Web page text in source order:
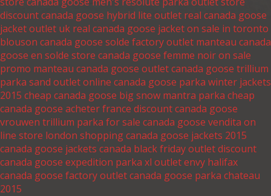
discount canada goose hybrid lite outlet real canada goose
jacket outlet uk real canada goose jacket on sale in toronto
blouson canada goose solde factory outlet manteau canada
goose en solde store canada goose femme noir on sale
promo manteau canada goose outletcanada goose trillium
parka sand outlet online canada goose parka winter jackets
2015 cheap canada goose big snow mantra parka cheap
canada goose acheter france discount canada goose
vrouwen trillium parka for sale canada goose vendita on
line store london shopping canada goose jackets 2015
canada goose jackets canada black friday outletdiscount
canada goose expedition parka xl outletenvy halifax
canada goose factory outletcanada goose parka chateau
2015